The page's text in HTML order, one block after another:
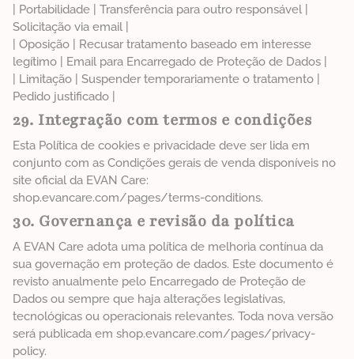
| Portabilidade | Transferência para outro responsável |
Solicitação via email |
| Oposição | Recusar tratamento baseado em interesse
legítimo | Email para Encarregado de Proteção de Dados |
| Limitação | Suspender temporariamente o tratamento |
Pedido justificado |
29. Integração com termos e condições
Esta Política de cookies e privacidade deve ser lida em
conjunto com as Condições gerais de venda disponíveis no
site oficial da EVAN Care:
shop.evancare.com/pages/terms-conditions.
30. Governança e revisão da política
A EVAN Care adota uma política de melhoria contínua da
sua governação em proteção de dados. Este documento é
revisto anualmente pelo Encarregado de Proteção de
Dados ou sempre que haja alterações legislativas,
tecnológicas ou operacionais relevantes. Toda nova versão
será publicada em shop.evancare.com/pages/privacy-
policy.